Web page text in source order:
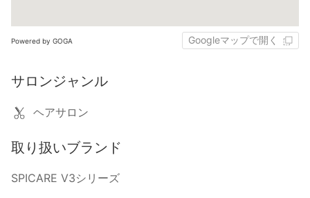
Powered by GOGA Googleマップで開く
サロンジャンル
ヘアサロン
取り扱いブランド
SPICARE V3シリーズ